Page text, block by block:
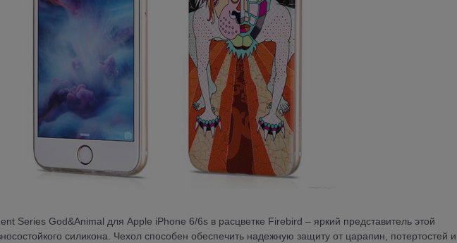
Series God&Animal для Apple iPhone 6/6s в расцветке Firebird – яркий представитель этой
силикона. Чехол способен обеспечить надежную защиту от царапин, потертостей и